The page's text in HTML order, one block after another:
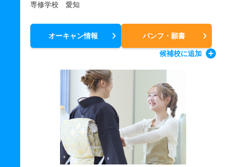
専修学校 愛知
オーキャン情報 パンフ・願書
候補校に追加